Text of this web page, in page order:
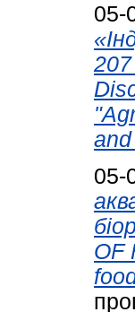
05-
05-
OF